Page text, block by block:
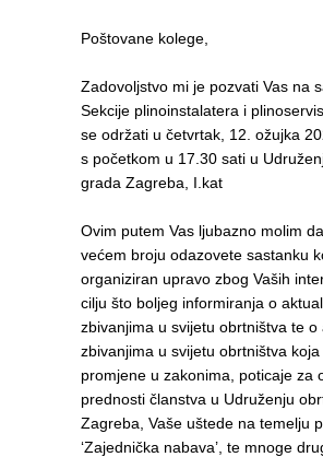
Poštovane kolege,
Zadovoljstvo mi je pozvati Vas na
Sekcije plinoinstalatera i
se održati u četvrtak, 12. ožujka
s početkom u 17.30 sati u
grada Zagreba, I.kat
Ovim putem Vas ljubazno molim
većem broju odazovete sastanku
organiziran upravo zbog Vaših
cilju što boljeg informiranja o
zbivanjima u svijetu obrtništva te o
zbivanjima u svijetu obrtništva koja
promjene u zakonima, poticaje za
prednosti članstva u Udruženju
Zagreba, Vaše uštede na temelju
‘Zajednička nabava’, te mnoge